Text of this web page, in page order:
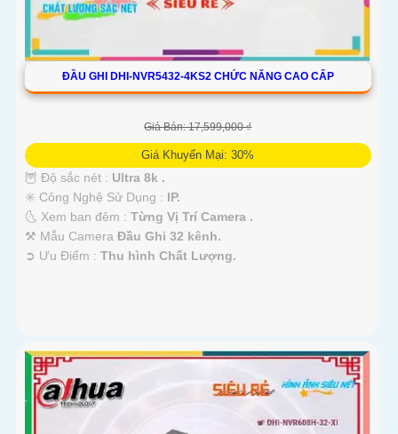
ĐẦU GHI DHI-NVR5432-4KS2 CHỨC NĂNG CAO CẤP
Giá Bán: 17,599,000 ₫
Giá Khuyến Mại: 30%
🦉 Độ sắc nét : Ultra 8k .
✳️ Công Nghệ Sử Dụng : IP.
🌜 Xem ban đêm : Từng Vị Trí Camera .
⚒ Mẫu Camera Đầu Ghi 32 kênh.
️➲ Ưu Điểm : Thu hình Chất Lượng.